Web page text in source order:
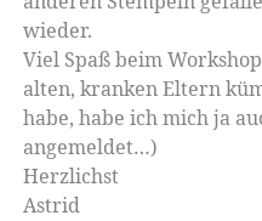
wieder.
Viel Spaß beim
alten, kranken Eltern
habe, habe ich mich ja
angemeldet…)
Herzlichst
Astrid